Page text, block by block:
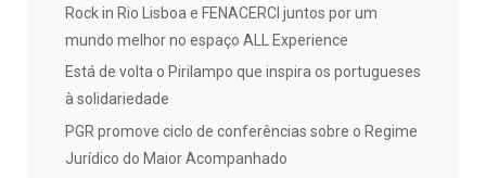
Rock in Rio Lisboa e FENACERCI juntos por um
mundo melhor no espaço ALL Experience
Está de volta o Pirilampo que inspira os portugueses
à solidariedade
PGR promove ciclo de conferências sobre o Regime
Jurídico do Maior Acompanhado